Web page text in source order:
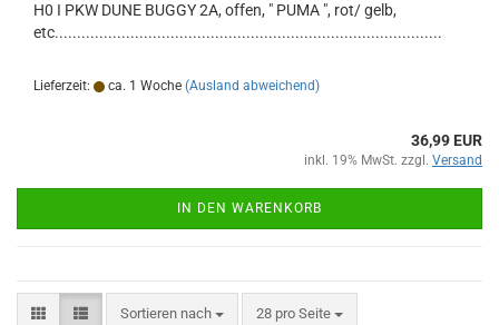
H0 I PKW DUNE BUGGY 2A, offen, " PUMA ", rot/ gelb,
etc.......................................................................................
Lieferzeit: ca. 1 Woche (Ausland abweichend)
36,99 EUR
inkl. 19% MwSt. zzgl. Versand
IN DEN WARENKORB
Sortieren nach
Sortieren nach 28 pro Seite
pro Seite